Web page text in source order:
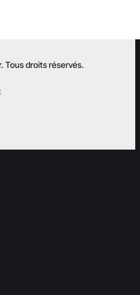
Tous droits réservés.